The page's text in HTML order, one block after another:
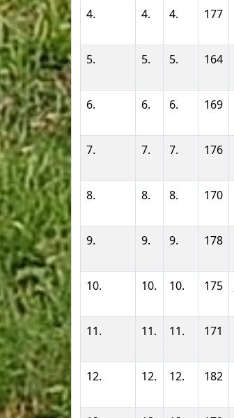
4. 4. 4. 177
5. 5. 5. 164
6. 6. 6. 169
7. 7. 7. 176
8. 8. 8. 170
9. 9. 9. 178
10. 10. 10. 175
11. 11. 11. 171
12. 12. 12. 182